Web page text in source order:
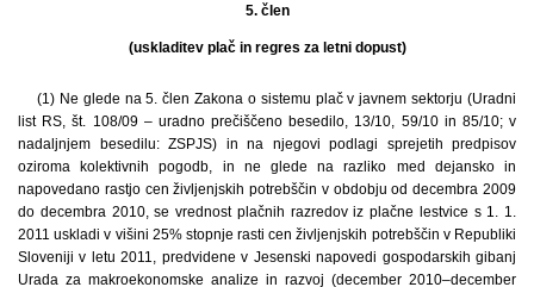
5. člen
(uskladitev plač in regres za letni dopust)
(1) Ne glede na 5. člen Zakona o sistemu plač v javnem sektorju (Uradni
list RS, št. 108/09 – uradno prečiščeno besedilo, 13/10, 59/10 in 85/10; v
nadaljnjem besedilu: ZSPJS) in na njegovi podlagi sprejetih predpisov
oziroma kolektivnih pogodb, in ne glede na razliko med dejansko in
napovedano rastjo cen življenjskih potrebščin v obdobju od decembra 2009
do decembra 2010, se vrednost plačnih razredov iz plačne lestvice s 1. 1.
2011 uskladi v višini 25% stopnje rasti cen življenjskih potrebščin v Republiki
Sloveniji v letu 2011, predvidene v Jesenski napovedi gospodarskih gibanj
Urada za makroekonomske analize in razvoj (december 2010–december